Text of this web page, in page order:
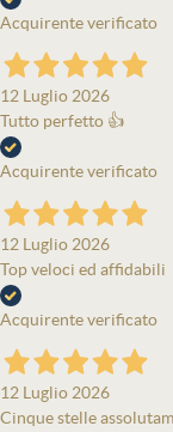
Acquirente verificato
12 Luglio 2026
Tutto perfetto 👍
Acquirente verificato
12 Luglio 2026
Top veloci ed affidabili
Acquirente verificato
12 Luglio 2026
Cinque stelle